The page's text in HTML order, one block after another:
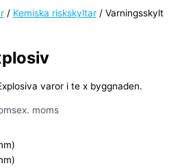
/ Kemiska riskskyltar / Varningsskylt
varor i te x byggnaden.
ex. moms